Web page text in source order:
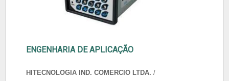
ENGENHARIA DE APLICAÇÃO
HITECNOLOGIA IND. COMERCIO LTDA. /